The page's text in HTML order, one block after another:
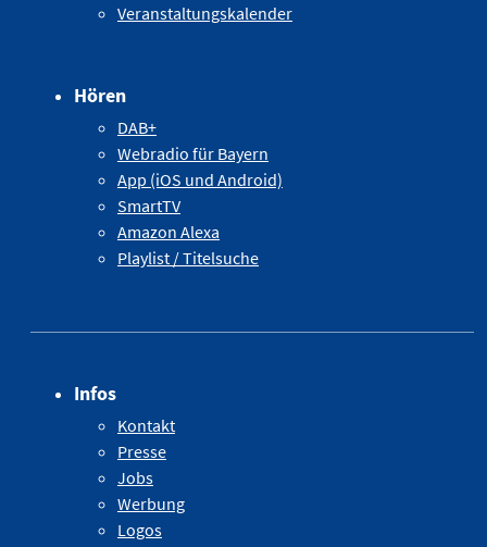
Veranstaltungskalender
Hören
DAB+
Webradio für Bayern
App (iOS und Android)
SmartTV
Amazon Alexa
Playlist / Titelsuche
Infos
Kontakt
Presse
Jobs
Werbung
Logos